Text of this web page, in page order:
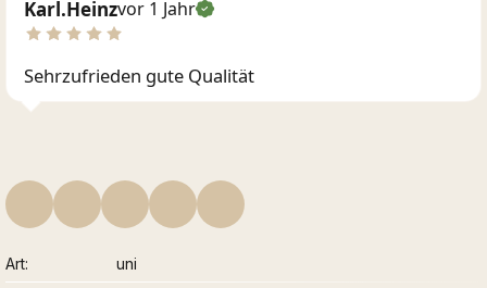
Karl.Heinzvor 1 Jahr
Sehrzufrieden gute Qualität
Art
uni